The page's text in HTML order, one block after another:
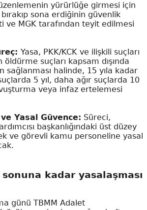
yürürlüğe girmesi için
bırakıp sona erdiğinin güvenlik
ve MGK tarafından teyit edilmesi
Yasa, PKK/KCK ve ilişkili suçları
suçları kapsam dışında
sağlanması halinde, 15 yıla kadar
5 yıl, daha ağır suçlarda 10
veya infaz ertelemesi
Yasal Güvence: Süreci,
başkanlığındaki üst düzey
ve görevli kamu personeline yasal
kadar yasalaşması
günü TBMM Adalet